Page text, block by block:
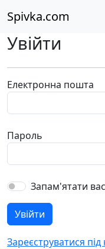
Spivka.com
Увійти
Електронна пошта
Пароль
Запам'ятати
Зареєструватися